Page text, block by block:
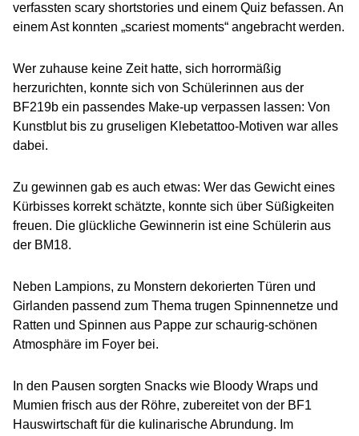
verfassten scary shortstories und einem Quiz befassen. An
einem Ast konnten „scariest moments“ angebracht werden.
Wer zuhause keine Zeit hatte, sich horrormäßig
herzurichten, konnte sich von Schülerinnen aus der
BF219b ein passendes Make-up verpassen lassen: Von
Kunstblut bis zu gruseligen Klebetattoo-Motiven war alles
dabei.
Zu gewinnen gab es auch etwas: Wer das Gewicht eines
Kürbisses korrekt schätzte, konnte sich über Süßigkeiten
freuen. Die glückliche Gewinnerin ist eine Schülerin aus
der BM18.
Neben Lampions, zu Monstern dekorierten Türen und
Girlanden passend zum Thema trugen Spinnennetze und
Ratten und Spinnen aus Pappe zur schaurig-schönen
Atmosphäre im Foyer bei.
In den Pausen sorgten Snacks wie Bloody Wraps und
Mumien frisch aus der Röhre, zubereitet von der BF1
Hauswirtschaft für die kulinarische Abrundung. Im